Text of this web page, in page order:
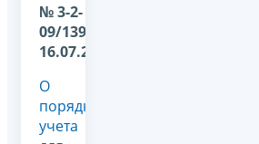
№ 3-2-
09/139 от
16.07.2009
О
порядке
учета